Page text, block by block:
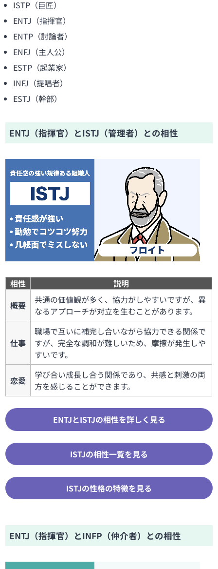
ISTP（巨匠）
ENTJ（指揮官）
ENTP（討論者）
ENFJ（主人公）
ESTP（起業家）
INFJ（提唱者）
ESTJ（幹部）
ENTJ（指揮官）とISTJ（管理者）との相性
相性
説明
概要
共通の価値観が多く、協力がしやすいですが、異
なるアプローチが対立を生むことがあります。
仕事
職場で互いに補完し合いながら協力できる関係で
すが、完全な調和が難しいため、摩擦が発生しや
すいです。
恋愛
学び合い成長し合う関係であり、共感と刺激の両
方を感じることができます。
ENTJとISTJの相性を詳しく見る
ISTJの相性一覧を見る
ISTJの性格の特徴を見る
ENTJ（指揮官）とINFP（仲介者）との相性